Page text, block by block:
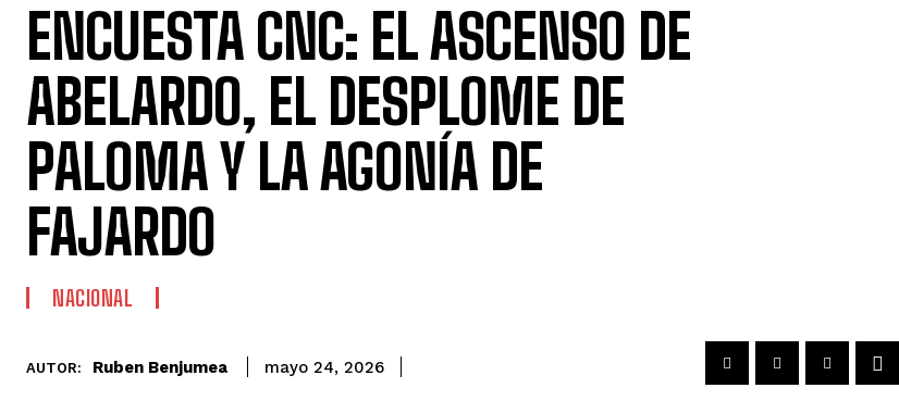
ENCUESTA CNC: EL ASCENSO DE
ABELARDO, EL DESPLOME DE
PALOMA Y LA AGONÍA DE
FAJARDO
NACIONAL
AUTOR: Ruben Benjumea mayo 24, 2026